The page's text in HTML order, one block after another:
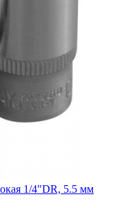
1/4"DR, 5.5 мм